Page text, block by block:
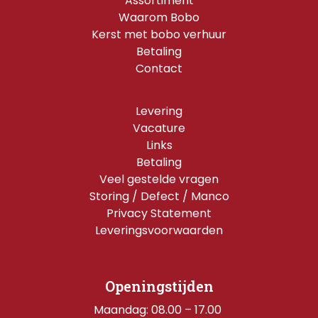
Waarom Bobo
Kerst met bobo verhuur
Betaling
Contact
Levering
Vacature
Links
Betaling
Veel gestelde vragen
Storing / Defect / Manco
Privacy Statement
Leveringsvoorwaarden
Openingstijden
Maandag: 08.00 – 17.00